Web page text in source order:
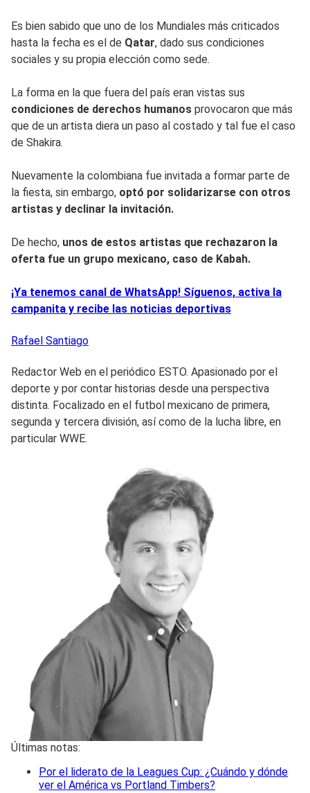
Es bien sabido que uno de los Mundiales más criticados
hasta la fecha es el de Qatar, dado sus condiciones
sociales y su propia elección como sede.
La forma en la que fuera del país eran vistas sus
condiciones de derechos humanos provocaron que más
que de un artista diera un paso al costado y tal fue el caso
de Shakira.
Nuevamente la colombiana fue invitada a formar parte de
la fiesta, sin embargo, optó por solidarizarse con otros
artistas y declinar la invitación.
De hecho, unos de estos artistas que rechazaron la
oferta fue un grupo mexicano, caso de Kabah.
¡Ya tenemos canal de WhatsApp! Síguenos, activa la
campanita y recibe las noticias deportivas
Rafael Santiago
Redactor Web en el periódico ESTO. Apasionado por el
deporte y por contar historias desde una perspectiva
distinta. Focalizado en el futbol mexicano de primera,
segunda y tercera división, así como de la lucha libre, en
particular WWE.
Últimas notas:
Por el liderato de la Leagues Cup: ¿Cuándo y dónde
ver el América vs Portland Timbers?